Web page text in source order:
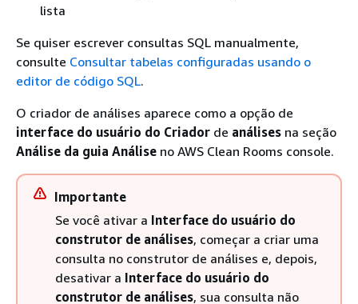
lista
Se quiser escrever consultas SQL manualmente,
consulte Consultar tabelas configuradas usando o
editor de código SQL.
O criador de análises aparece como a opção de
interface do usuário do Criador de análises na seção
Análise da guia Análise no AWS Clean Rooms console.
Importante
Se você ativar a Interface do usuário do
construtor de análises, começar a criar uma
consulta no construtor de análises e, depois,
desativar a Interface do usuário do
construtor de análises, sua consulta não